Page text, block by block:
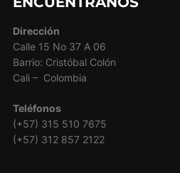
Dirección
Calle 15 No 37 A 06
Barrio: Cristóbal Colón
Cali – Colombia
Teléfonos
(+57) 315 510 7675
(+57) 312 857 2122